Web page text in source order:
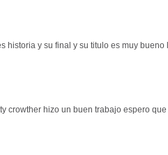
historia y su final y su titulo es muy
crowther hizo un buen trabajo espero